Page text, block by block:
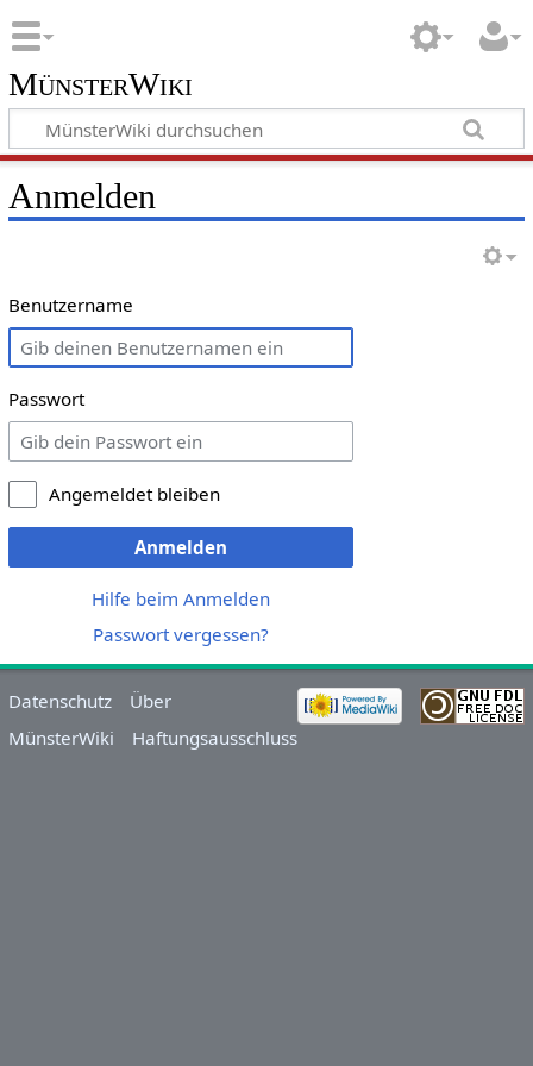
MünsterWiki
Anmelden
Benutzername
Passwort
Angemeldet bleiben
Anmelden
Hilfe beim Anmelden
Passwort vergessen?
Datenschutz
Über
MünsterWiki
Haftungsausschluss